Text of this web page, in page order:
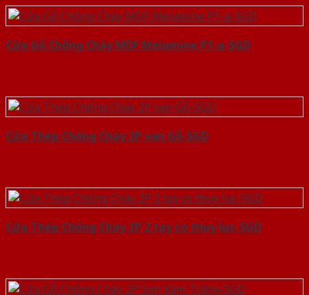
Cửa Gỗ Chống Cháy MDF Melamine P1-a-SGD
Cửa Thép Chống Cháy 2P van Gỗ-SGD
Cửa Thép Chống Cháy 2P 2 tay co thuy luc-SGD